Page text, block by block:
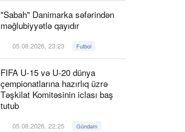
"Sabah" Danimarka səfərindən
məğlubiyyətlə qayıdır
05.08.2026, 23:23 Futbol
FIFA U-15 və U-20 dünya
çempionatlarına hazırlıq üzrə
Təşkilat Komitəsinin iclası baş
tutub
05.08.2026, 22:25 Gündəm